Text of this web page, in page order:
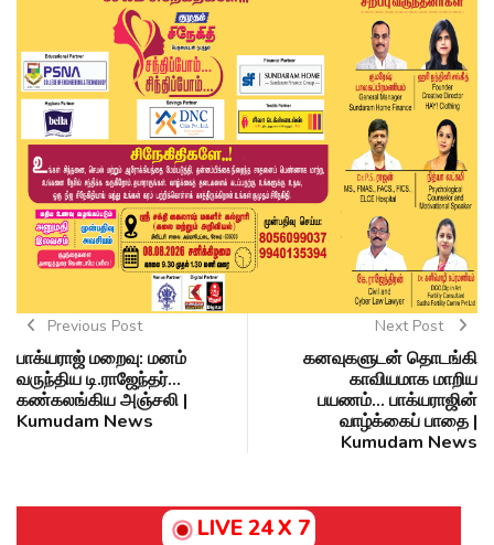
Previous Post
பாக்யராஜ் மறைவு: மனம்
வருந்திய டி.ராஜேந்தர்...
கண்கலங்கிய அஞ்சலி |
Kumudam News
Next Post
கனவுகளுடன் தொடங்கி
காவியமாக மாறிய
பயணம்... பாக்யராஜின்
வாழ்க்கைப் பாதை |
Kumudam News
LIVE 24 X 7